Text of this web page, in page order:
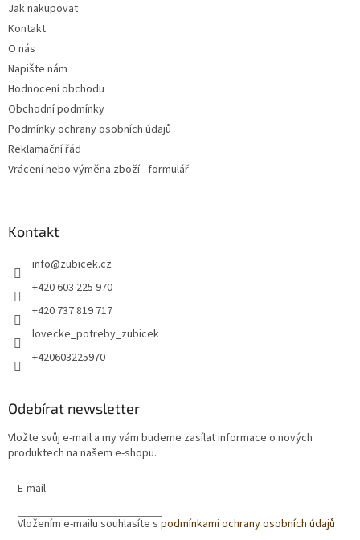
Jak nakupovat
Kontakt
O nás
Napište nám
Hodnocení obchodu
Obchodní podmínky
Podmínky ochrany osobních údajů
Reklamační řád
Vrácení nebo výměna zboží - formulář
Kontakt
info@zubicek.cz
+420 603 225 970
+420 737 819 717
lovecke_potreby_zubicek
+420603225970
Odebírat newsletter
Vložte svůj e-mail a my vám budeme zasílat informace o nových
produktech na našem e-shopu.
E-mail
Vložením e-mailu souhlasíte s podmínkami ochrany osobních údajů